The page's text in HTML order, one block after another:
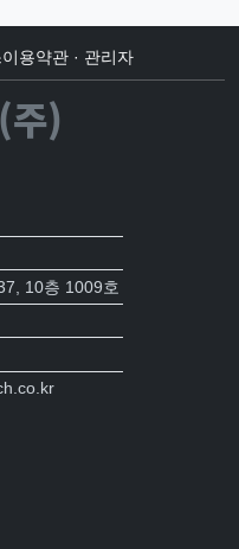
용약관 · 관리자
주)
10층 1009호